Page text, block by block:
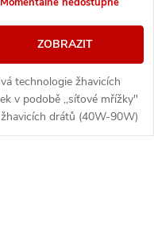
ZOBRAZIT
technologie žhavicích
v podobě ,,síťové mřížky"
drátů (40W-90W)
procesem rozžhavení